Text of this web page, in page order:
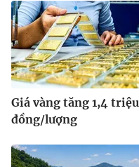
Giá vàng tăng 1,4 triệu
đồng/lượng